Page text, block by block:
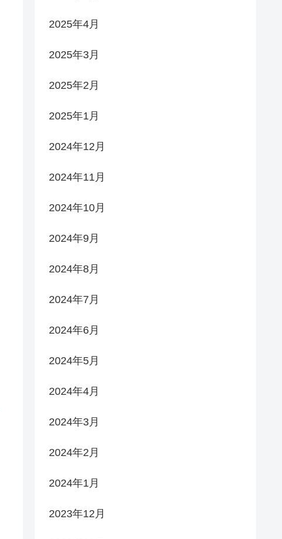
2025年4月
2025年3月
2025年2月
2025年1月
2024年12月
2024年11月
2024年10月
2024年9月
2024年8月
2024年7月
2024年6月
2024年5月
2024年4月
2024年3月
2024年2月
2024年1月
2023年12月